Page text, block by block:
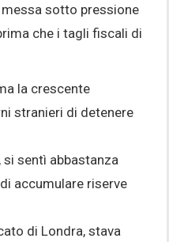
messa sotto pressione
che i tagli fiscali di
la crescente
stranieri di detenere
si sentì abbastanza
accumulare riserve
di Londra, stava